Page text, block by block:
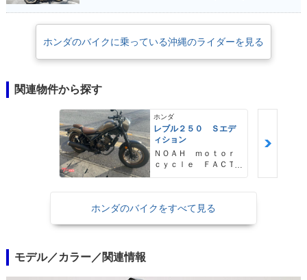
ホンダのバイクに乗っている沖縄のライダーを見る
関連物件から探す
ホンダ
レブル２５０ Ｓエデ
ィション
ＮＯＡＨ ｍｏｔｏｒ
ｃｙｃｌｅ ＦＡＣＴ
ホンダのバイクをすべて見る
モデル／カラー／関連情報